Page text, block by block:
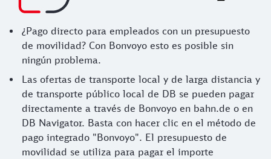
¿Pago directo para empleados con un presupuesto
de movilidad? Con Bonvoyo esto es posible sin
ningún problema.
Las ofertas de transporte local y de larga distancia y
de transporte público local de DB se pueden pagar
directamente a través de Bonvoyo en bahn.de o en
DB Navigator. Basta con hacer clic en el método de
pago integrado "Bonvoyo". El presupuesto de
movilidad se utiliza para pagar el importe